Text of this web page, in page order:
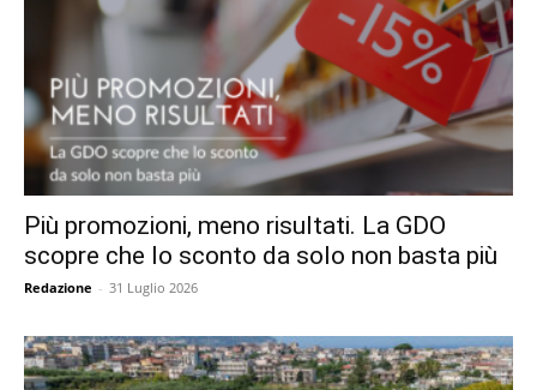
Più promozioni, meno risultati. La GDO
scopre che lo sconto da solo non basta più
Redazione - 31 Luglio 2026